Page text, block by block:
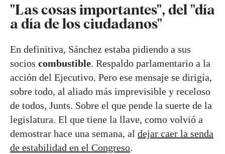
"Las cosas importantes", del "día
a día de los ciudadanos"
En definitiva, Sánchez estaba pidiendo a sus
socios combustible. Respaldo parlamentario a la
acción del Ejecutivo. Pero ese mensaje se dirigía,
sobre todo, al aliado más imprevisible y receloso
de todos, Junts. Sobre el que pende la suerte de la
legislatura. El que tiene la llave, como volvió a
demostrar hace una semana, al dejar caer la senda
de estabilidad en el Congreso.